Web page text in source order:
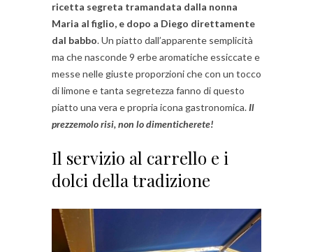
ricetta segreta tramandata dalla nonna
Maria al figlio, e dopo a Diego direttamente
dal babbo. Un piatto dall’apparente semplicità
ma che nasconde 9 erbe aromatiche essiccate e
messe nelle giuste proporzioni che con un tocco
di limone e tanta segretezza fanno di questo
piatto una vera e propria icona gastronomica.Il
prezzemolo risi, non lo dimenticherete!
Il servizio al carrello e i
dolci della tradizione